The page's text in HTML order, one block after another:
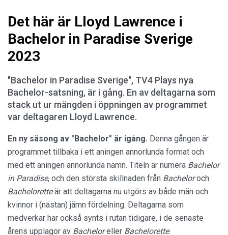
Det här är Lloyd Lawrence i
Bachelor in Paradise Sverige
2023
"Bachelor in Paradise Sverige", TV4 Plays nya
Bachelor-satsning, är i gång. En av deltagarna som
stack ut ur mängden i öppningen av programmet
var deltagaren Lloyd Lawrence.
En ny säsong av "Bachelor" är igång. Denna gången är
programmet tillbaka i ett aningen annorlunda format och
med ett aningen annorlunda namn. Titeln är numera Bachelor
in Paradise, och den största skillnaden från Bacheloroch
Bacheloretteär att deltagarna nu utgörs av både män och
kvinnor i (nästan) jämn fördelning. Deltagarna som
medverkar har också synts i rutan tidigare, i de senaste
årens upplagor av Bacheloreller Bachelorette.